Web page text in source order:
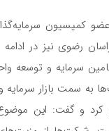
کمیسیون
رضوی نیز در
سرمایه و توسعه
به سمت بازار سرمایه
کرد و گفت: این